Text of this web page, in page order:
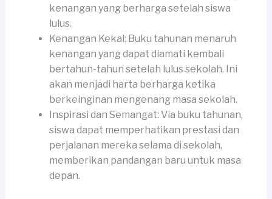
kenangan yang berharga setelah siswa
lulus.
Kenangan Kekal: Buku tahunan menaruh
kenangan yang dapat diamati kembali
bertahun-tahun setelah lulus sekolah. Ini
akan menjadi harta berharga ketika
berkeinginan mengenang masa sekolah.
Inspirasi dan Semangat: Via buku tahunan,
siswa dapat memperhatikan prestasi dan
perjalanan mereka selama di sekolah,
memberikan pandangan baru untuk masa
depan.